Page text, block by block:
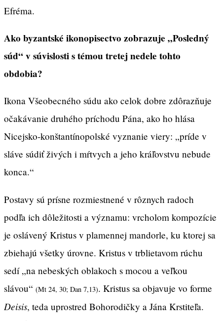
Efréma.
Ako byzantské ikonopisectvo zobrazuje „Posledný
súd“ v súvislosti s témou tretej nedele tohto
obdobia?
Ikona Všeobecného súdu ako celok dobre zdôrazňuje
očakávanie druhého príchodu Pána, ako ho hlása
Nicejsko-konštantínopolské vyznanie viery: „príde v
sláve súdiť živých i mŕtvych a jeho kráľovstvu nebude
konca.“
Postavy sú prísne rozmiestnené v rôznych radoch
podľa ich dôležitosti a významu: vrcholom kompozície
je oslávený Kristus v plamennej mandorle, ku ktorej sa
zbiehajú všetky úrovne. Kristus v trblietavom rúchu
sedí „na nebeských oblakoch s mocou a veľkou
slávou“ (Mt 24, 30; Dan 7,13). Kristus sa objavuje vo forme
Deisis, teda uprostred Bohorodičky a Jána Krstiteľa.